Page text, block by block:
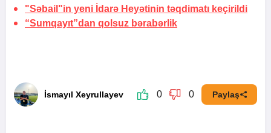
"Səbail"in yeni İdarə Heyətinin təqdimatı keçirildi
“Sumqayıt”dan qolsuz bərabərlik
İsmayıl Xeyrullayev 0 0 Paylaş